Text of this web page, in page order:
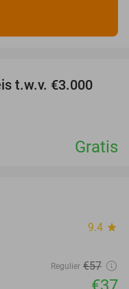
t.w.v. €3.000
Gratis
9.4 star
Regulier €57